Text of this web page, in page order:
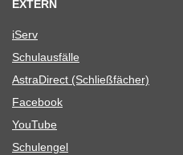
EXTERN
iServ
Schul­aus­fälle
Astra­Di­rect (Schließ­fä­cher)
Face­book
You­Tube
Schul­en­gel